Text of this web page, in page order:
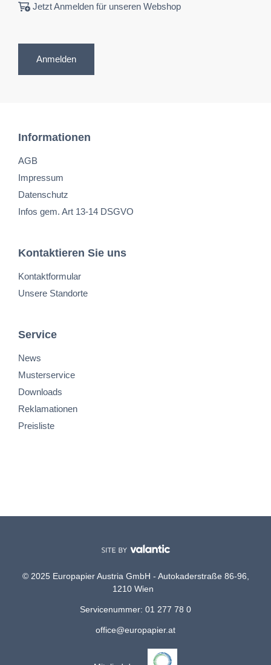
Jetzt Anmelden für unseren Webshop
Anmelden
Informationen
AGB
Impressum
Datenschutz
Infos gem. Art 13-14 DSGVO
Kontaktieren Sie uns
Kontaktformular
Unsere Standorte
Service
News
Musterservice
Downloads
Reklamationen
Preisliste
© 2025 Europapier Austria GmbH - Autokaderstraße 86-96,
1210 Wien
Servicenummer: 01 277 78 0
office@europapier.at